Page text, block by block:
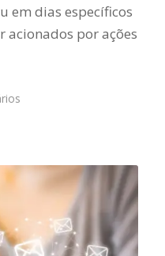
em dias específicos
acionados por ações